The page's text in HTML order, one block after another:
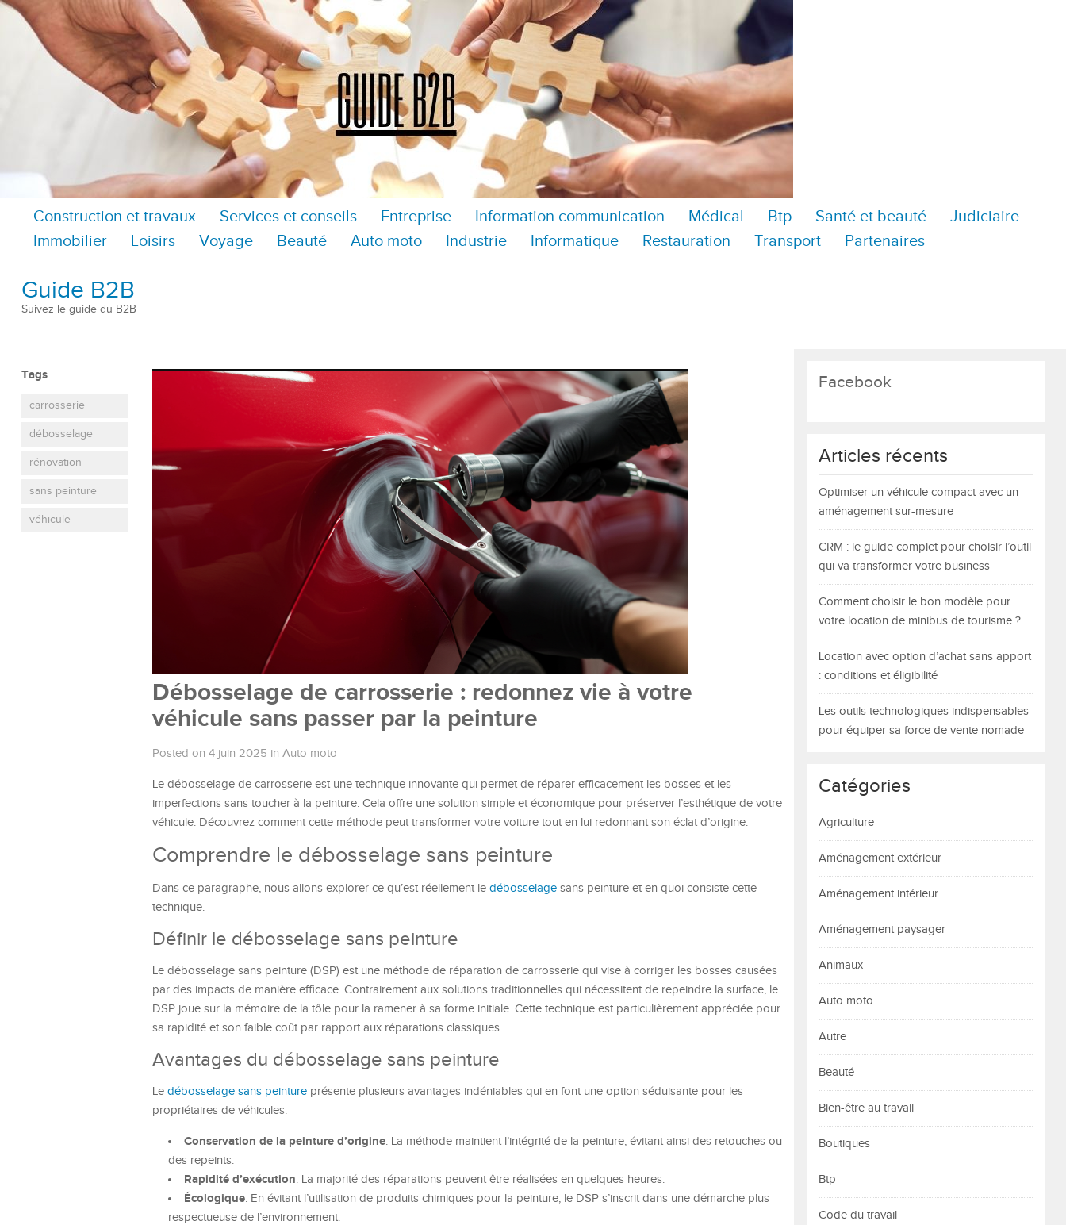
Construction et travaux Services et conseils Entreprise Information communication Médical Btp Santé et beauté
Judiciaire
Immobilier
Loisirs Voyage Beauté Auto moto Industrie Informatique Restauration Transport Partenaires
Guide B2B
Suivez le guide du B2B
Tags
carrosserie
débosselage
rénovation
sans peinture
véhicule
Débosselage de carrosserie : redonnez vie à votre
véhicule sans passer par la peinture
Posted on 4 juin 2025 in Auto moto
Le débosselage de carrosserie est une technique innovante qui permet de réparer efficacement les bosses et les
imperfections sans toucher à la peinture. Cela offre une solution simple et économique pour préserver l’esthétique de votre
véhicule. Découvrez comment cette méthode peut transformer votre voiture tout en lui redonnant son éclat d’origine.
Comprendre le débosselage sans peinture
Dans ce paragraphe, nous allons explorer ce qu’est réellement le débosselage sans peinture et en quoi consiste cette
technique.
Définir le débosselage sans peinture
Le débosselage sans peinture (DSP) est une méthode de réparation de carrosserie qui vise à corriger les bosses causées
par des impacts de manière efficace. Contrairement aux solutions traditionnelles qui nécessitent de repeindre la surface, le
DSP joue sur la mémoire de la tôle pour la ramener à sa forme initiale. Cette technique est particulièrement appréciée pour
sa rapidité et son faible coût par rapport aux réparations classiques.
Avantages du débosselage sans peinture
Le débosselage sans peinture présente plusieurs avantages indéniables qui en font une option séduisante pour les
propriétaires de véhicules.
Conservation de la peinture d’origine: La méthode maintient l’intégrité de la peinture, évitant ainsi des retouches ou
des repeints.
Rapidité d’exécution: La majorité des réparations peuvent être réalisées en quelques heures.
Écologique: En évitant l’utilisation de produits chimiques pour la peinture, le DSP s’inscrit dans une démarche plus
respectueuse de l’environnement.
Facebook
Articles récents
Optimiser un véhicule compact avec un
aménagement sur-mesure
CRM : le guide complet pour choisir l’outil
qui va transformer votre business
Comment choisir le bon modèle pour
votre location de minibus de tourisme ?
Location avec option d’achat sans apport
: conditions et éligibilité
Les outils technologiques indispensables
pour équiper sa force de vente nomade
Catégories
Agriculture
Aménagement extérieur
Aménagement intérieur
Aménagement paysager
Animaux
Auto moto
Autre
Beauté
Bien-être au travail
Boutiques
Btp
Code du travail